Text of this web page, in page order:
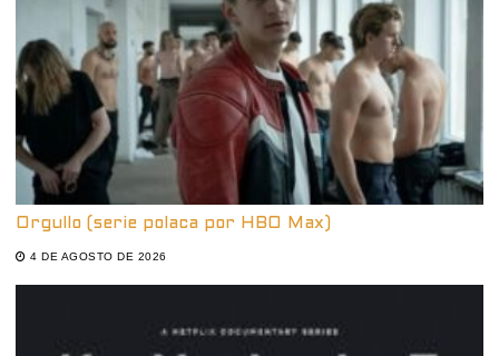
Orgullo (serie polaca por HBO Max)
4 DE AGOSTO DE 2026